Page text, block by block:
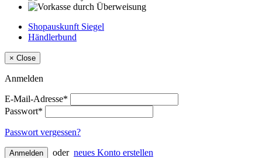
Shopauskunft Siegel
Händlerbund
× Close
Anmelden
E-Mail-Adresse*
Passwort*
Passwort vergessen?
Anmelden oder neues Konto erstellen